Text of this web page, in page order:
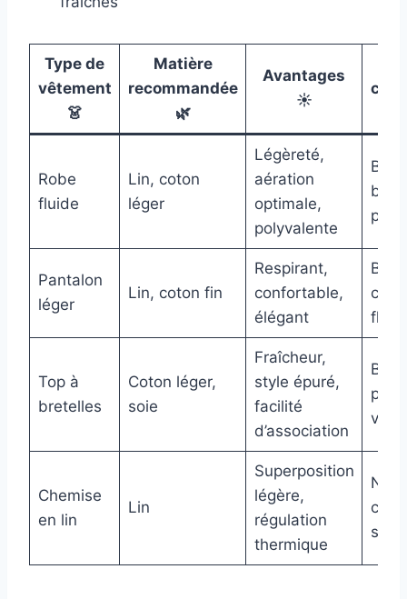
Type de
vêtement
👗
Matière
recommandée
🌿
Avantages
☀️
Robe
fluide
Lin, coton
léger
Légèreté,
aération
optimale,
polyvalente
Pantalon
léger
Lin, coton fin
Respirant,
confortable,
élégant
Top à
bretelles
Coton léger,
soie
Fraîcheur,
style épuré,
facilité
d’association
vifs
Chemise
en lin
Lin
Superposition
légère,
régulation
thermique